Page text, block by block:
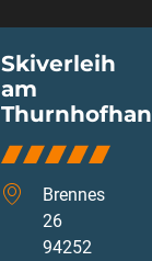
Skiverleih
am
Brennes
26
94252